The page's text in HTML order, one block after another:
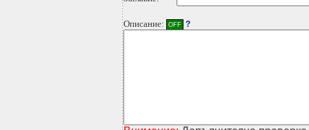
Описание: OFF ?